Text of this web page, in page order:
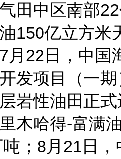
田中区南部
150亿立方米
月22日，中国
发项目（一
岩性油田正
木哈得-富满
；8月21日